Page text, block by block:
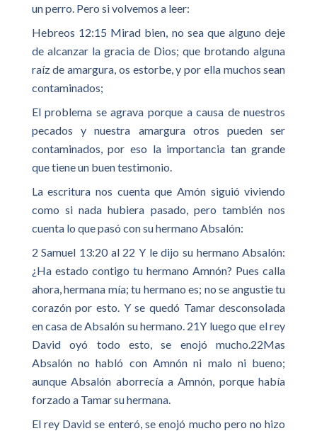
un perro. Pero si volvemos a leer:
Hebreos 12:15 Mirad bien, no sea que alguno deje
de alcanzar la gracia de Dios; que brotando alguna
raíz de amargura, os estorbe, y por ella muchos sean
contaminados;
El problema se agrava porque a causa de nuestros
pecados y nuestra amargura otros pueden ser
contaminados, por eso la importancia tan grande
que tiene un buen testimonio.
La escritura nos cuenta que Amón siguió viviendo
como si nada hubiera pasado, pero también nos
cuenta lo que pasó con su hermano Absalón:
2 Samuel 13:20 al 22 Y le dijo su hermano Absalón:
¿Ha estado contigo tu hermano Amnón? Pues calla
ahora, hermana mía; tu hermano es; no se angustie tu
corazón por esto. Y se quedó Tamar desconsolada
en casa de Absalón su hermano. 21Y luego que el rey
David oyó todo esto, se enojó mucho.22Mas
Absalón no habló con Amnón ni malo ni bueno;
aunque Absalón aborrecía a Amnón, porque había
forzado a Tamar su hermana.
El rey David se enteró, se enojó mucho pero no hizo